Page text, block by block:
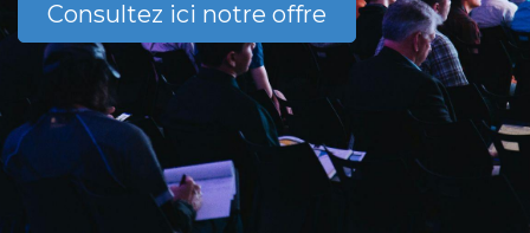
Consultez ici notre offre